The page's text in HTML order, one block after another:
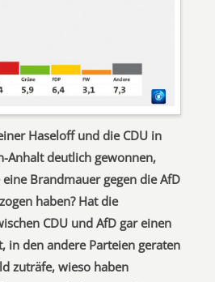
Haseloff und die CDU in
Anhalt deutlich gewonnen,
Brandmauer gegen die AfD
haben? Hat die
CDU und AfD gar einen
in den andere Parteien geraten
zuträfe, wieso haben